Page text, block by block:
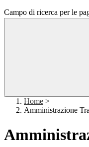
Campo di ricerca per le
Home >
Amministrazione